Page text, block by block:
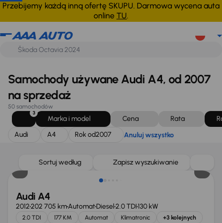
Przebijemy każdą inną ofertę SKUPU. Darmowa wycena auta
online TU.
Audi A4 Rok od2007 Anuluj wszystko
Samochody używane Audi A4, od 2007
na sprzedaż
50 samochodów
3
Marka i model Cena Rata
Audi
A4 Rok od2007 Anuluj wszystko
Sortuj według Zapisz wyszukiwanie
Audi A4
2012202 705 kmAutomatDiesel2.0 TDI130 kW
2.0 TDI 177 KM Automat Klimatronic +3 kolejnych